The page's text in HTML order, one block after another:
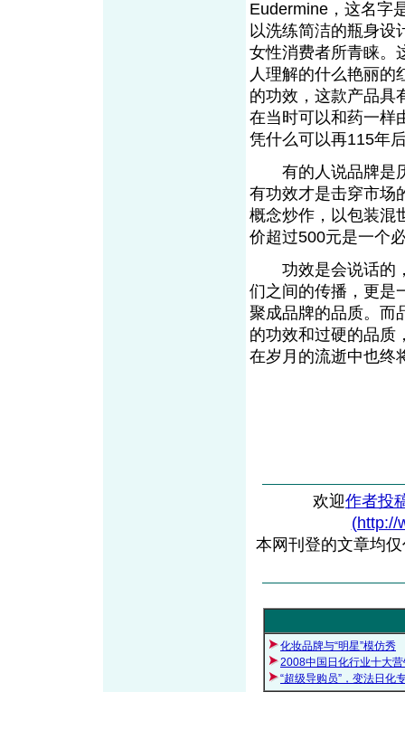
Eudermine，这名字
以洗练简洁的瓶身设
女性消费者所青睐。
人理解的什么艳丽的
的功效，这款产品具
在当时可以和药一样
凭什么可以再115年
有的人说品牌是历
有功效才是击穿市场
概念炒作，以包装混
价超过500元是一个
功效是会说话的，
们之间的传播，更是
聚成品牌的品质。而
的功效和过硬的品质
在岁月的流逝中也终
欢迎作者投
(http://
本网刊登的文章均
化妆品牌与“明星”模仿秀
2008中国日化行业十大
“超级导购员”，变法日化